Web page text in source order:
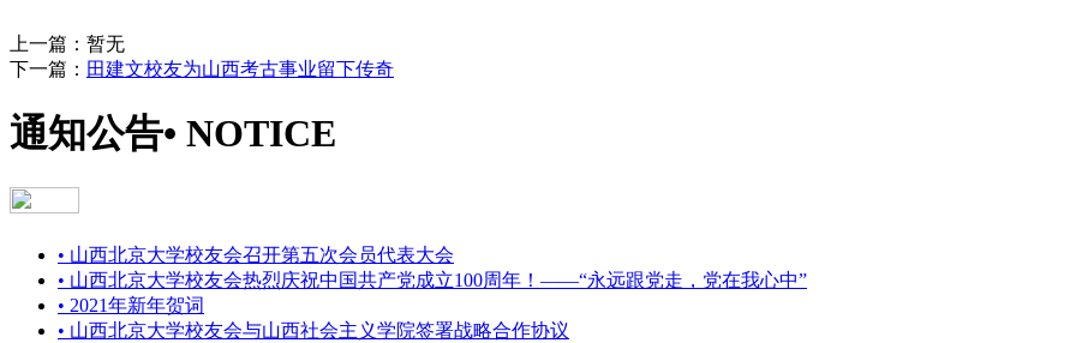
上一篇：暂无
下一篇： 田建文校友为山西考古事业留下传奇
通知公告• NOTICE
• 山西北京大学校友会召开第五次会员代表大会
• 山西北京大学校友会热烈庆祝中国共产党成立100周年！——“永远跟党走，党在我心中”
• 2021年新年贺词
• 山西北京大学校友会与山西社会主义学院签署战略合作协议